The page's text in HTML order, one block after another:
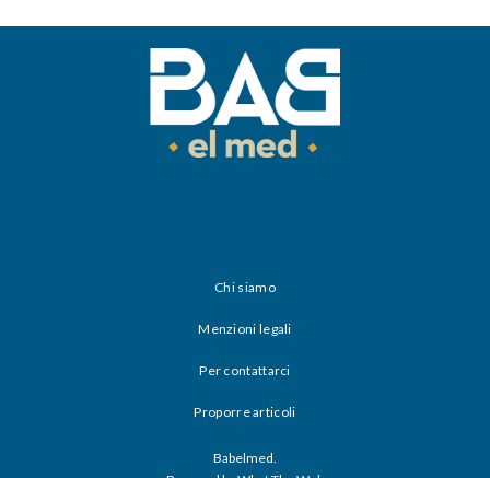
Chi siamo
Menzioni legali
Per contattarci
Proporre articoli
Babelmed.